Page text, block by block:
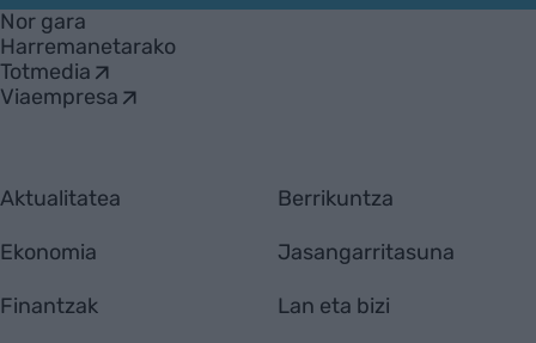
Nor gara
Harremanetarako
Totmedia
Viaempresa
Aktualitatea
Ekonomia
Finantzak
Berrikuntza
Jasangarritasuna
Lan eta bizi